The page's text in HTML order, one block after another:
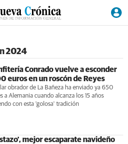
2024
Conrado vuelve a esconder
euros en un roscón de Reyes
obrador de La Bañeza ha enviado ya 650
a Alemania cuando alcanza los 15 años
con esta 'golosa' tradición
mejor escaparate navideño